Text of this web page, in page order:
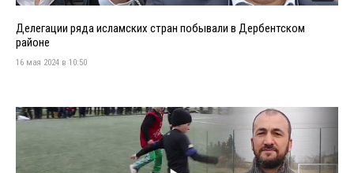
Делегации ряда исламских стран побывали в Дербентском
районе
16 мая 2024 в 10:50